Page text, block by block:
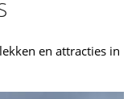
en attracties in